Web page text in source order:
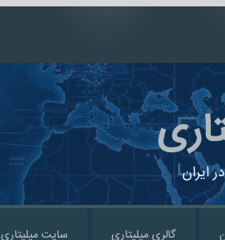
ایران
گالری میلیتاری سایت میلیتاری